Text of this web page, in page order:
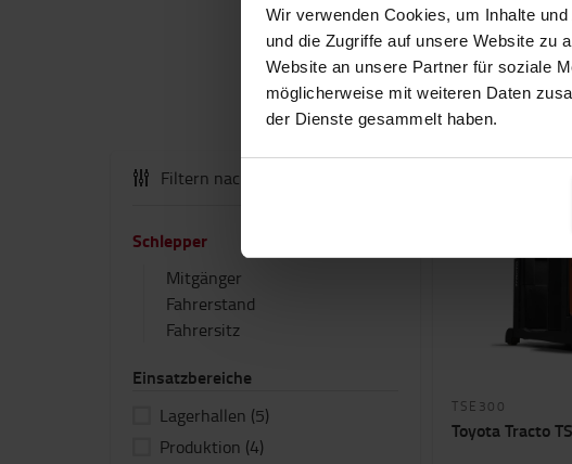
Wir verwenden Cookies, um Inhalte
und die Zugriffe auf unsere Website zu
Website an unsere Partner für soziale
möglicherweise mit weiteren Daten
der Dienste gesammelt haben.
Filtern nach:
Schlepper
Mitgänger
Fahrerstand
Fahrersitz
Einsatzbereiche
Lagerhallen (5)
Produktion (4)
TSE300
Toyota Tracto